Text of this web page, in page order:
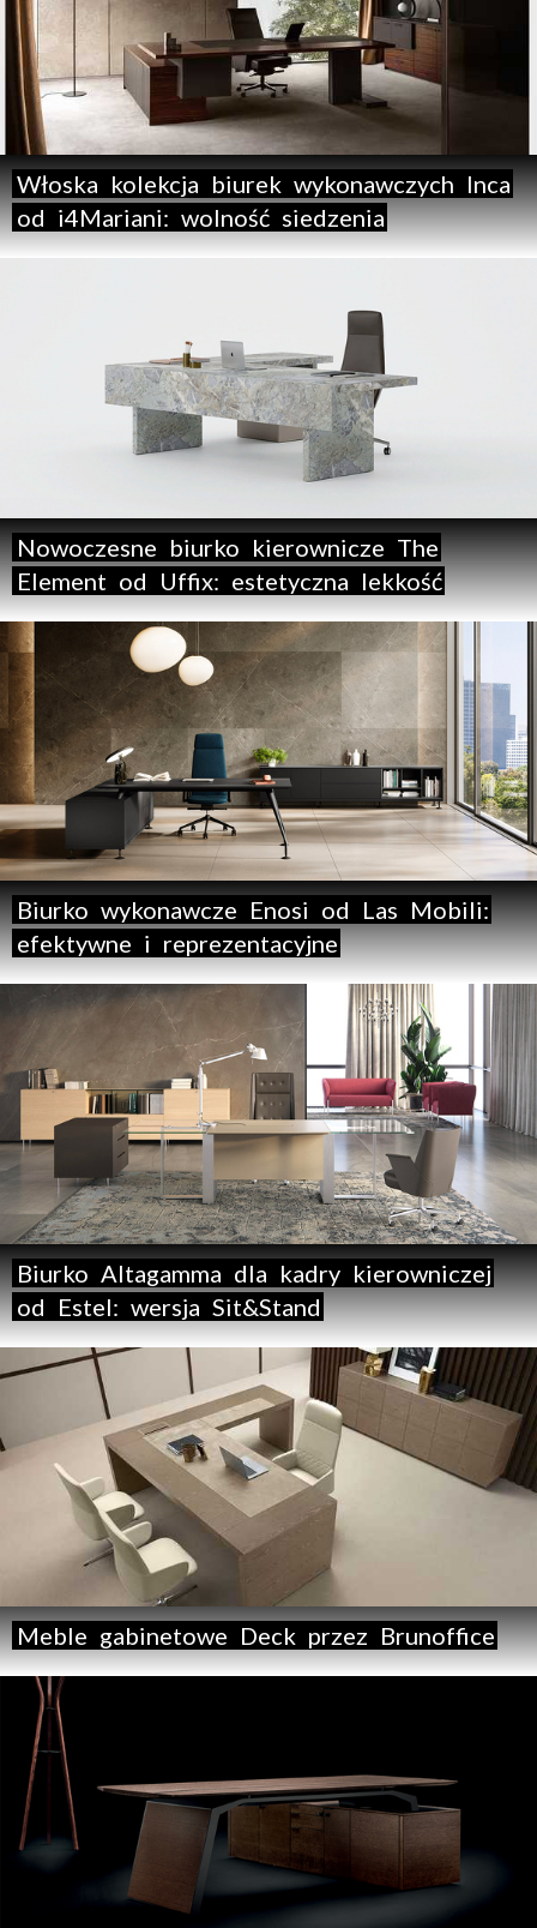
Włoska kolekcja biurek wykonawczych Inca
od i4Mariani: wolność siedzenia
Nowoczesne biurko kierownicze The
Element od Uffix: estetyczna lekkość
Biurko wykonawcze Enosi od Las Mobili:
efektywne i reprezentacyjne
Biurko Altagamma dla kadry kierowniczej
od Estel: wersja Sit&Stand
Meble gabinetowe Deck przez Brunoffice